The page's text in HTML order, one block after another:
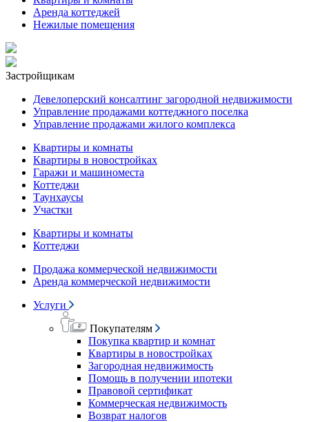
Аренда коттеджей
Нежилые помещения
Застройщикам
Девелоперский консалтинг загородной недвижимости
Управление продажами коттеджного поселка
Управление продажами жилого комплекса
Квартиры и комнаты
Квартиры в новостройках
Гаражи и машиноместа
Коттеджи
Таунхаусы
Участки
Квартиры и комнаты
Коттеджи
Продажа коммерческой недвижимости
Аренда коммерческой недвижимости
Услуги
Покупателям
Покупка квартир и комнат
Квартиры в новостройках
Загородная недвижимость
Помощь в получении ипотеки
Правовой сертификат
Коммерческая недвижимость
Возврат налогов